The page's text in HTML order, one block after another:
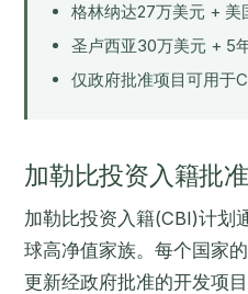
格林纳达27万美元 + 美
圣卢西亚30万美元 + 5
仅政府批准项目可用于
加勒比投资入籍批
加勒比投资入籍(CBI)计划
球高净值家族。每个国家
更新经政府批准的开发项